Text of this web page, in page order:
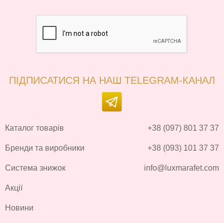
ПІДПИСАТИСЯ НА НАШ TELEGRAM-КАНАЛ
Каталог товарів
Бренди та виробники
Система знижок
Акції
Новини
+38 (097) 801 37 37
+38 (093) 101 37 37
info@luxmarafet.com